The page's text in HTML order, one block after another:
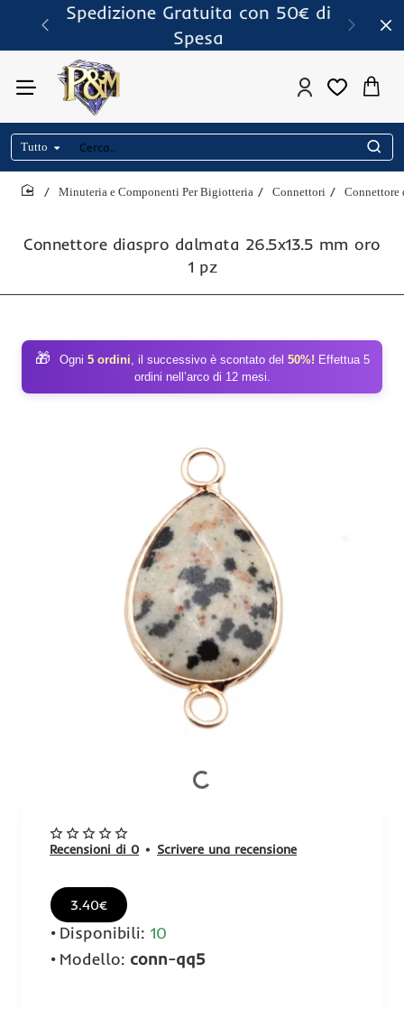
Spedizione Gratuita con 50€ di
Spesa
Tutto
Cerca..
Connettore diaspro dalmata 26.5x13.5 mm oro
1 pz
Minuteria e Componenti Per Bigiotteria Connettori Connettore
🎁 Ogni 5 ordini, il successivo è scontato del 50%! Effettua 5
ordini nell’arco di 12 mesi.
Recensioni di 0 • Scrivere una recensione
3.40€
Disponibili: 10
Modello: conn-qq5